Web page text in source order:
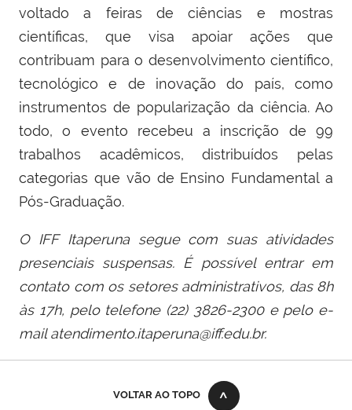
voltado a feiras de ciências e mostras
científicas, que visa apoiar ações que
contribuam para o desenvolvimento científico,
tecnológico e de inovação do país, como
instrumentos de popularização da ciência. Ao
todo, o evento recebeu a inscrição de 99
trabalhos acadêmicos, distribuídos pelas
categorias que vão de Ensino Fundamental a
Pós-Graduação.
O IFF Itaperuna segue com suas atividades
presenciais suspensas. É possível entrar em
contato com os setores administrativos, das 8h
às 17h, pelo telefone (22) 3826-2300 e pelo e-
mail atendimento.itaperuna@iff.edu.br.
VOLTAR AO TOPO